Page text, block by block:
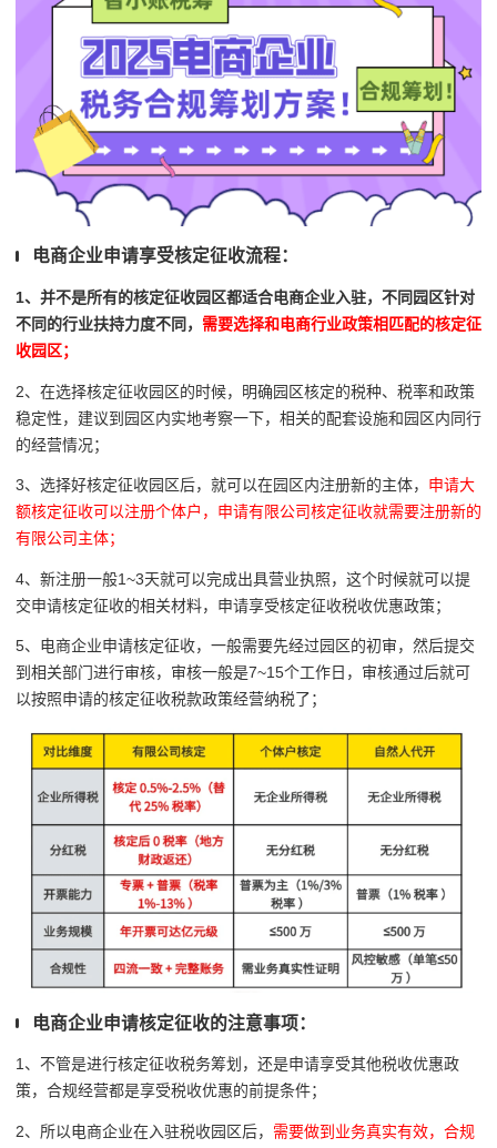
电商企业申请享受核定征收流程：
1、并不是所有的核定征收园区都适合电商企业入驻，不同园区针对
不同的行业扶持力度不同， 需要选择和电商行业政策相匹配的核定征
收园区；
2、在选择核定征收园区的时候，明确园区核定的税种、税率和政策
稳定性， 建议到园区内实地考察一下，相关的配套设施和园区内同行
的经营情况；
3、选择好核定征收园区后，就可以在园区内注册新的主体， 申请大
额核定征收可以注册个体户，申请有限公司核定征收就需要注册新的
有限公司主体；
4、新注册一般1~3天就可以完成出具营业执照，这个时候就可以提
交申请核定征收的相关材料，申请享受核定征收税收优惠政策；
5、电商企业申请核定征收，一般需要先经过园区的初审，然后提交
到相关部门进行审核，审核一般是7~15个工作日，审核通过后就可
以按照申请的核定征收税款政策经营纳税了；
电商企业申请核定征收的注意事项：
1、不管是进行核定征收税务筹划，还是申请享受其他税收优惠政
策，合规经营都是享受税收优惠的前提条件；
2、所以电商企业在入驻税收园区后， 需要做到业务真实有效，合规